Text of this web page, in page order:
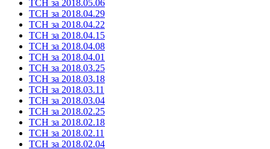
ТСН за 2018.05.06
ТСН за 2018.04.29
ТСН за 2018.04.22
ТСН за 2018.04.15
ТСН за 2018.04.08
ТСН за 2018.04.01
ТСН за 2018.03.25
ТСН за 2018.03.18
ТСН за 2018.03.11
ТСН за 2018.03.04
ТСН за 2018.02.25
ТСН за 2018.02.18
ТСН за 2018.02.11
ТСН за 2018.02.04